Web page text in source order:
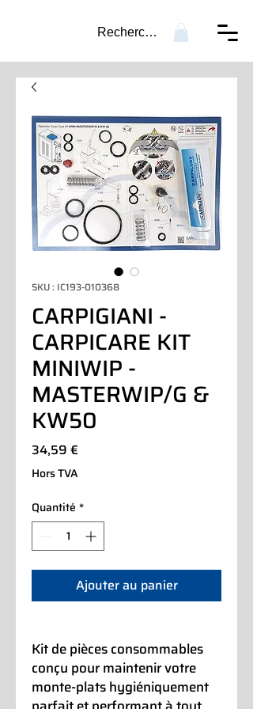
Recherche...
SKU : IC193-010368
CARPIGIANI -
CARPICARE KIT
MINIWIP -
MASTERWIP/G &
KW50
34,59 €
Hors TVA
Quantité *
Ajouter au panier
Kit de pièces consommables
conçu pour maintenir votre
monte-plats hygiéniquement